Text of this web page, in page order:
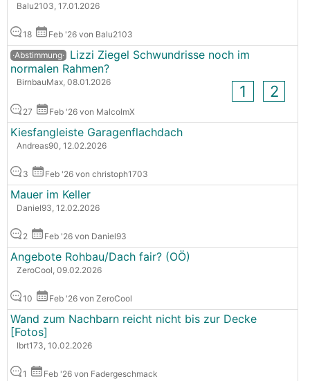
Balu2103, 17.01.2026
18
Feb '26 von Balu2103
·Abstimmung· Lizzi Ziegel Schwundrisse noch im
normalen Rahmen?
BirnbauMax, 08.01.2026
1 2
27 Feb '26 von MalcolmX
Kiesfangleiste Garagenflachdach
Andreas90, 12.02.2026
3 Feb '26 von christoph1703
Mauer im Keller
Daniel93, 12.02.2026
2 Feb '26 von Daniel93
Angebote Rohbau/Dach fair? (OÖ)
ZeroCool, 09.02.2026
10 Feb '26 von ZeroCool
Wand zum Nachbarn reicht nicht bis zur Decke
[Fotos]
lbrt173, 10.02.2026
1 Feb '26 von Fadergeschmack